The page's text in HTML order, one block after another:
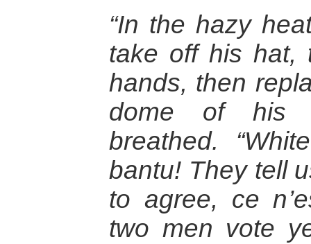
“In the hazy
take off his hat,
hands, then
dome of his
breathed.
bantu! They tell
to agree, ce
two men vote